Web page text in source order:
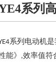
系列
系列电动机
能》 ,效率值符